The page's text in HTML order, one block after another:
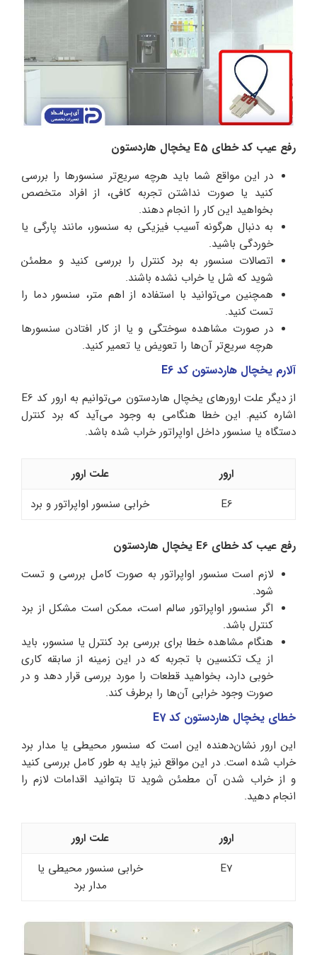
رفع عیب کد خطای E5 یخچال هاردستون
در این مواقع شما باید هرچه سریع‌تر سنسورها را بررسی
کنید یا صورت نداشتن تجربه کافی، از افراد متخصص
بخواهید این کار را انجام دهند.
به دنبال هرگونه آسیب فیزیکی به سنسور، مانند پارگی یا
خوردگی باشید.
اتصالات سنسور به برد کنترل را بررسی کنید و مطمئن
شوید که شل یا خراب نشده باشند.
همچنین می‌توانید با استفاده از اهم متر، سنسور دما را
تست کنید.
در صورت مشاهده سوختگی و یا از کار افتادن سنسورها
هرچه سریع‌تر آن‌ها را تعویض یا تعمیر کنید.
آلارم یخچال هاردستون کد E6
از دیگر علت ارورهای یخچال هاردستون می‌توانیم به ارور کد E6
اشاره کنیم. این خطا هنگامی به وجود می‌آید که برد کنترل
دستگاه یا سنسور داخل اواپراتور خراب شده باشد.
ارور
علت ارور
E6
خرابی سنسور اواپراتور و برد
رفع عیب کد خطای E6 یخچال هاردستون
لازم است سنسور اواپراتور به صورت کامل بررسی و تست
شود.
اگر سنسور اواپراتور سالم است، ممکن است مشکل از برد
کنترل باشد.
هنگام مشاهده خطا برای بررسی برد کنترل یا سنسور، باید
از یک تکنسین با تجربه که در این زمینه از سابقه کاری
خوبی دارد، بخواهید قطعات را مورد بررسی قرار دهد و در
صورت وجود خرابی آن‌ها را برطرف کند.
خطای یخچال هاردستون کد E7
این ارور نشان‌دهنده این است که سنسور محیطی یا مدار برد
خراب شده است. در این مواقع نیز باید به طور کامل بررسی کنید
و از خراب شدن آن مطمئن شوید تا بتوانید اقدامات لازم را
انجام دهید.
ارور
علت ارور
E7
خرابی سنسور محیطی یا
مدار برد